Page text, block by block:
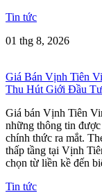
Tin tức
01 thg 8, 2026
Giá Bán Vịnh Tiên
Thu Hút Giới Đầu
Giá bán Vịnh Tiên
những thông tin
chính thức ra mắt.
thấp tầng tại Vịnh
chọn từ liền kề đến
Tin tức